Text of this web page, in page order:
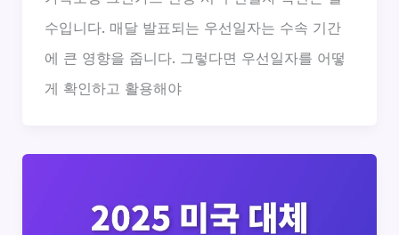
수입니다. 매달 발표되는 우선일자는 수속 기간
에 큰 영향을 줍니다. 그렇다면 우선일자를 어떻
게 확인하고 활용해야